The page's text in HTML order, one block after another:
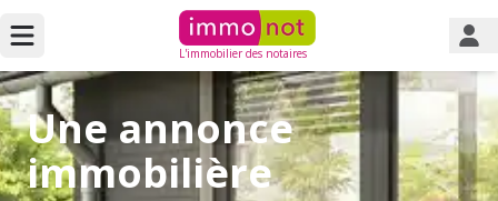
L'immobilier des notaires
Une annonce
immobilière